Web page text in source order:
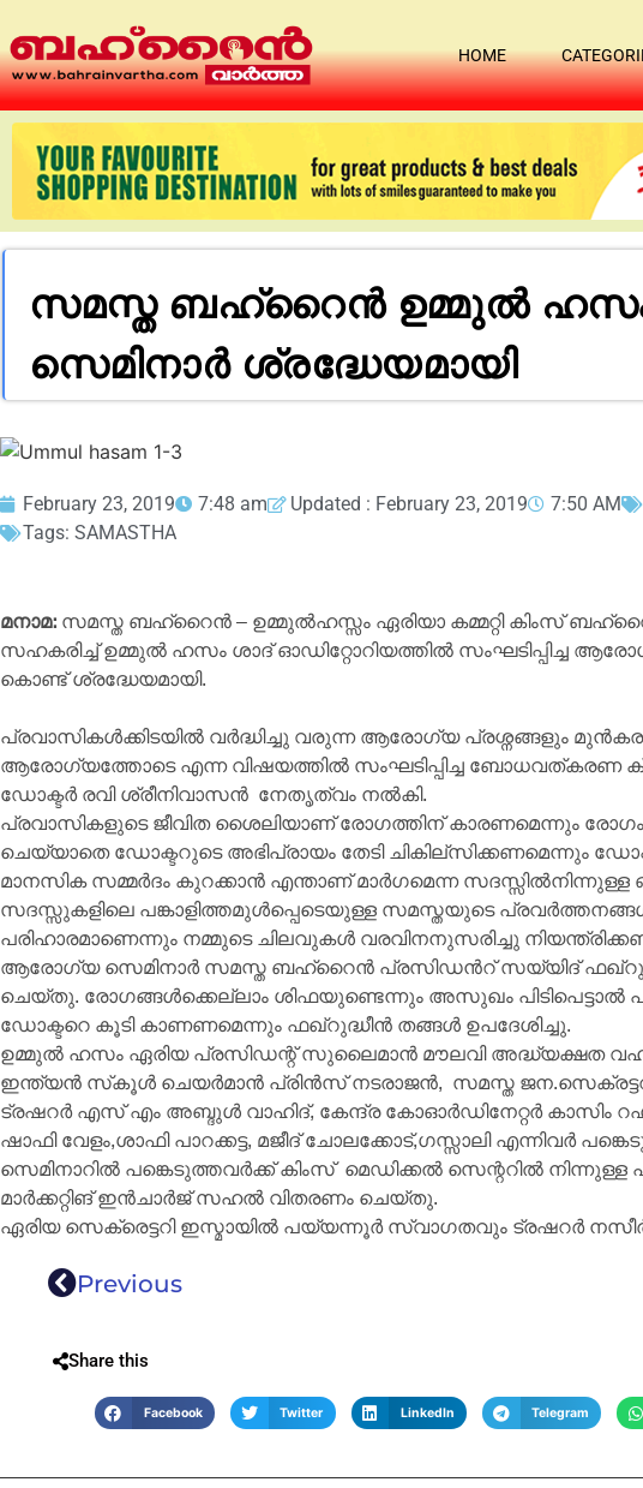
HOME
സമസ്ത ബഹ്റൈന്‍ ഉമ്മുല്‍ ഹസം
സെമിനാര്‍ ശ്രദ്ധേയമായി
February 23, 2019 7:48 am Updated : February 23, 2019 7:50 AM
Tags: SAMASTHA
മനാമ:സമസ്ത ബഹ്റൈന്‍ – ഉമ്മുൽഹസ്സം ഏരിയാ കമ്മറ്റി കിംസ്
സഹകരിച്ച് ഉമ്മുല്‍ ഹസം ശാദ് ഓഡിറ്റോറിയത്തില്‍ സംഘടിപ്പിച്ച
കൊണ്ട് ശ്രദ്ധേയമായി.
പ്രവാസികള്‍ക്കിടയില്‍ വര്‍ദ്ധിച്ചു വരുന്ന ആരോഗ്യ പ്രശ്നങ്ങളും
ആരോഗ്യത്തോടെ എന്ന വിഷയത്തിൽ സംഘടിപ്പിച്ച ബോധവത്കരണ
ഡോക്ടർ രവി ശ്രീനിവാസൻ നേതൃത്വം നൽകി.
പ്രവാസികളുടെ ജീവിത ശൈലിയാണ് രോഗത്തിന് കാരണമെന്നും
ചെയ്യാതെ ഡോക്ടറുടെ അഭിപ്രായം തേടി ചികില്സിക്കണമെന്നും
മാനസിക സമ്മർദം കുറക്കാൻ എന്താണ് മാർഗമെന്ന
സദസ്സുകളിലെ പങ്കാളിത്തമുള്‍പ്പെടെയുള്ള സമസ്തയുടെ
പരിഹാരമാണെന്നും നമ്മുടെ ചിലവുകള്‍ വരവിനനുസരിച്ചു
ആരോഗ്യ സെമിനാര്‍ സമസ്ത ബഹ്റൈന്‍ പ്രസിഡന്‍റ് സയ്യിദ്
ചെയ്തു. രോഗങ്ങള്‍ക്കെല്ലാം ശിഫയുണ്ടെന്നും അസുഖം പിടിപെട്ടാല്‍
ഡോക്ടറെ കൂടി കാണണമെന്നും ഫഖ്‌റുദ്ധീൻ തങ്ങൾ ഉപദേശിച്ചു.
ഉമ്മുല്‍ ഹസം ഏരിയ പ്രസിഡന്റ് സുലൈമാൻ മൗലവി അദ്ധ്യക്ഷത
ഇന്ത്യൻ സ്‌കൂൾ ചെയർമാൻ പ്രിൻസ് നടരാജൻ, സമസ്ത
ട്രഷറർ എസ് എം അബ്ദുൾ വാഹിദ്, കേന്ദ്ര കോഓർഡിനേറ്റർ കാസിം
ഷാഫി വേളം,ശാഫി പാറക്കട്ട, മജീദ് ചോലക്കോട്,ഗസ്സാലി എന്നിവർ
സെമിനാറിൽ പങ്കെടുത്തവർക്ക് കിംസ് മെഡിക്കൽ സെന്ററിൽ
മാർക്കറ്റിങ് ഇൻചാർജ് സഹൽ വിതരണം ചെയ്തു.
ഏരിയ സെക്രെട്ടറി ഇസ്മായിൽ പയ്യന്നൂർ സ്വാഗതവും ട്രഷറർ
Previous
Share this
Facebook Twitter LinkedIn Telegram